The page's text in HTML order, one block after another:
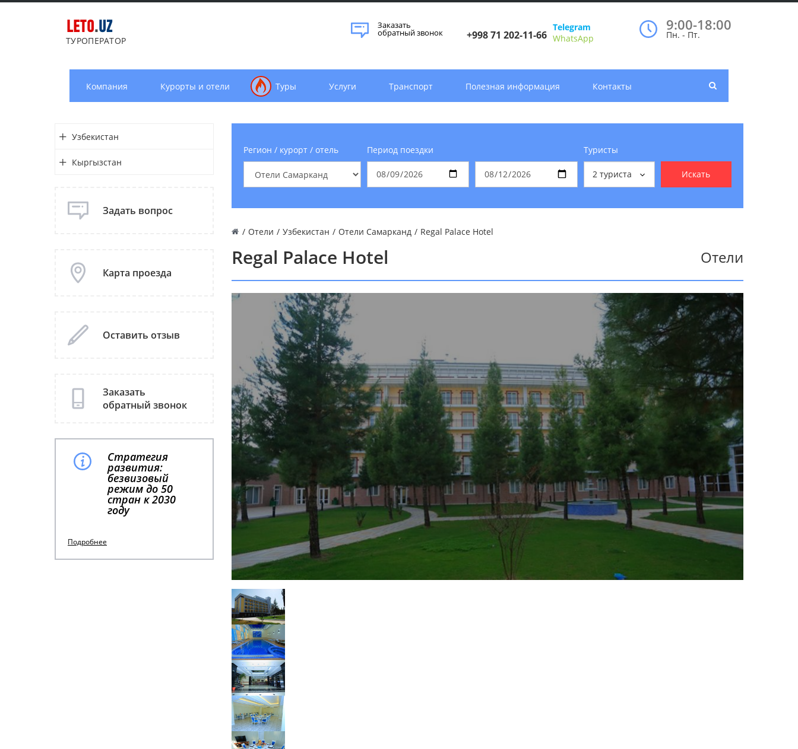
LETO.UZ
ТУРОПЕРАТОР
Заказать
обратный звонок +998 71 202-11-66
Telegram
WhatsApp
9:00-18:00
Пн. - Пт.
Компания Курорты и отели Туры Услуги Транспорт Полезная информация Контакты
Регион / курорт / отель Период поездки Туристы
2 туриста Искать
/ Отели / Узбекистан / Отели Самарканд / Regal Palace Hotel
Regal Palace Hotel Отели
Узбекистан
Кыргызстан
Задать вопрос
Карта проезда
Оставить отзыв
Заказать
обратный звонок
Стратегия
развития:
безвизовый
режим до 50
стран к 2030
году
Подробнее